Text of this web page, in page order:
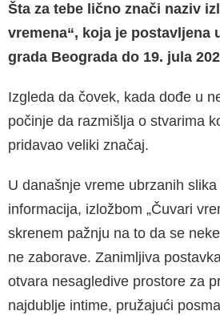
Šta za tebe lično znači naziv
vremena“, koja je postavljena
grada Beograda do 19. jula
Izgleda da čovek, kada dođe u
počinje da razmišlja o stvarima
pridavao veliki značaj.
U današnje vreme ubrzanih
informacija, izložbom „Čuvari
skrenem pažnju na to da se
ne zaborave. Zanimljiva
otvara nesagledive prostore za
najdublje intime, pružajući